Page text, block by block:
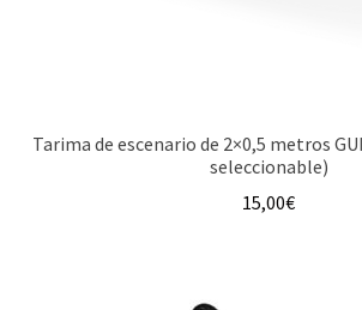
Tarima de escenario de 2×0,5 metros
seleccionable)
15,00€